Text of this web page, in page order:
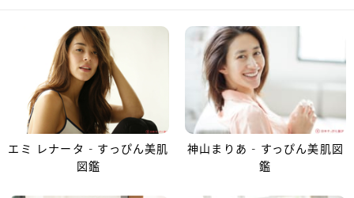
エミ レナータ - すっぴん美肌
図鑑
神山まりあ - すっぴん美肌図
鑑